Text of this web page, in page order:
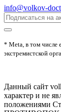
info@volkov-
* Meta, в том числе
экстремистской
Данный сайт
характер и не
положениями